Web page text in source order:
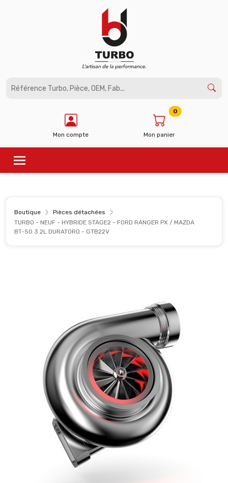
Mon compte Mon panier
0
Boutique
Pièces détachées
TURBO - NEUF - HYBRIDE STAGE2 - FORD RANGER PX / MAZDA
BT-50 3.2L DURATORQ - GTB22V
Panneau de gestion des cookies